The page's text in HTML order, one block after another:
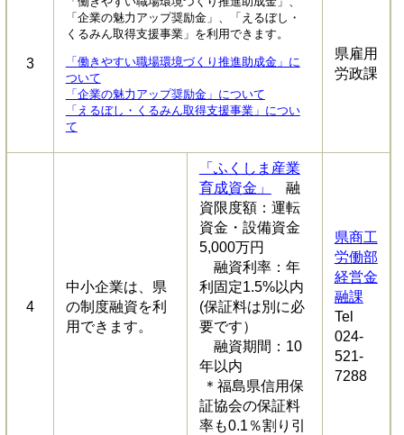
3
「企業の魅力アップ奨励金」、「えるぼし・
くるみん取得支援事業」を利用できます。
「働きやすい職場環境づくり推進助成金」に
ついて
「企業の魅力アップ奨励金」について
「えるぼし・くるみん取得支援事業」につい
て
県雇用
労政課
4
中小企業は、県
の制度融資を利
用できます。
「ふくしま産業
育成資金」
融
資限度額：運転
資金・設備資金
5,000万円
融資利率：年
利固定1.5%以内
(保証料は別に必
要です）
融資期間：10
年以内
＊福島県信用保
証協会の保証料
率も0.1％割り引
県商工
労働部
経営金
融課
Tel
024-
521-
7288